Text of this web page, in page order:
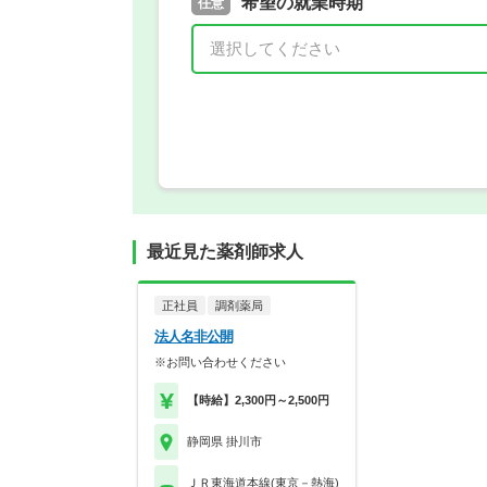
必須
年 3月
任意
最近見た薬剤師求人
正社員 調剤薬局
法人名非公開
※お問い合わせください
【時給】2,300円～2,500円
静岡県 掛川市
ＪＲ東海道本線(東京－熱海)